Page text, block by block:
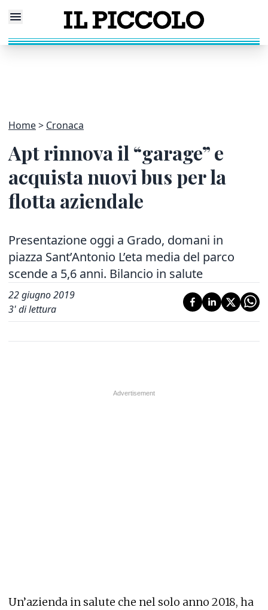
Home Cronaca
Apt rinnova il “garage” e
acquista nuovi bus per la
flotta aziendale
Presentazione oggi a Grado, domani in
piazza Sant’Antonio L’eta media del parco
scende a 5,6 anni. Bilancio in salute
22 giugno 2019
3' di lettura
Un’azienda in salute che nel solo anno 2018, ha